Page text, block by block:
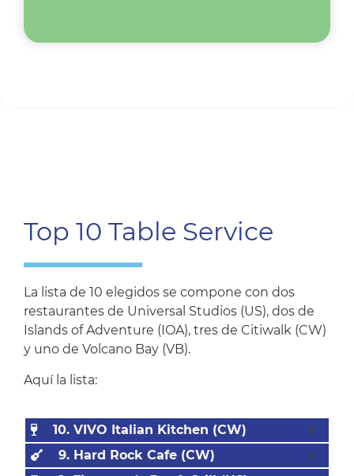
Top 10 Table Service
La lista de 10 elegidos se compone con dos
restaurantes de Universal Studios (US), dos de
Islands of Adventure (IOA), tres de Citiwalk (CW)
y uno de Volcano Bay (VB).
Aquí la lista:
10. VIVO Italian Kitchen (CW)
9. Hard Rock Cafe (CW)